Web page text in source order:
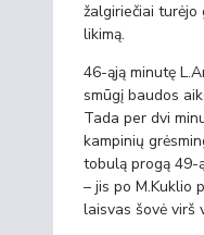
žalgiriečiai turėjo
likimą.
46-ąją minutę
smūgį baudos
Tada per dvi
kampinių
tobulą progą 49-
– jis po M.Kuklio
laisvas šovė virš